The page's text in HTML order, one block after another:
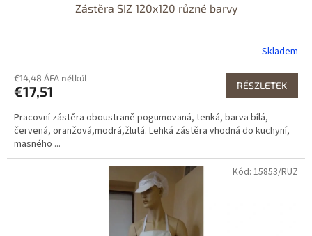
Zástěra SIZ 120x120 různé barvy
Skladem
€14,48 ÁFA nélkül
€17,51 RÉSZLETEK
Pracovní zástěra oboustraně pogumovaná, tenká, barva bílá,
červená, oranžová,modrá,žlutá. Lehká zástěra vhodná do kuchyní,
masného ...
Kód: 15853/RUZ